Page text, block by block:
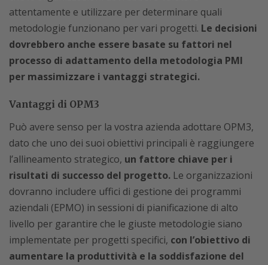
attentamente e utilizzare per determinare quali
metodologie funzionano per vari progetti. Le decisioni
dovrebbero anche essere basate su fattori nel
processo di adattamento della metodologia PMI
per massimizzare i vantaggi strategici.
Vantaggi di OPM3
Può avere senso per la vostra azienda adottare OPM3,
dato che uno dei suoi obiettivi principali è raggiungere
l’allineamento strategico, un fattore chiave per i
risultati di successo del progetto. Le organizzazioni
dovranno includere uffici di gestione dei programmi
aziendali (EPMO) in sessioni di pianificazione di alto
livello per garantire che le giuste metodologie siano
implementate per progetti specifici, con l’obiettivo di
aumentare la produttività e la soddisfazione del